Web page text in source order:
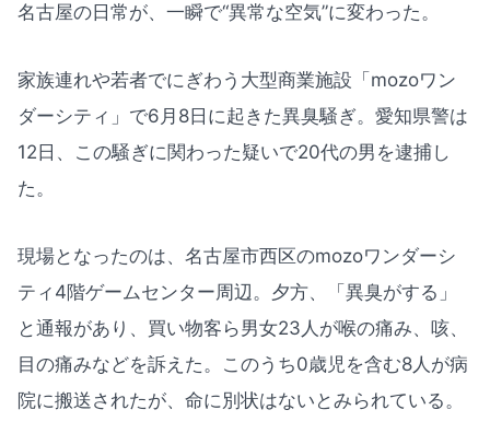
名古屋の日常が、一瞬で“異常な空気”に変わった。
家族連れや若者でにぎわう大型商業施設「mozoワン
ダーシティ」で6月8日に起きた異臭騒ぎ。愛知県警は
12日、この騒ぎに関わった疑いで20代の男を逮捕し
た。
現場となったのは、名古屋市西区のmozoワンダーシ
ティ4階ゲームセンター周辺。夕方、「異臭がする」
と通報があり、買い物客ら男女23人が喉の痛み、咳、
目の痛みなどを訴えた。このうち0歳児を含む8人が病
院に搬送されたが、命に別状はないとみられている。